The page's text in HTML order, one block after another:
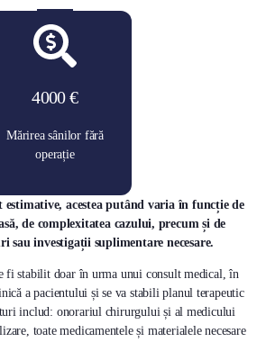
4000 €
Mărirea sânilor fără
operație
acestea putând varia în funcție de
de complexitatea cazului, precum și de
sau investigații suplimentare necesare.
fi stabilit doar în urma unui consult medical, în
a pacientului și se va stabili planul terapeutic
includ: onorariul chirurgului și al medicului
toate medicamentele și materialele necesare